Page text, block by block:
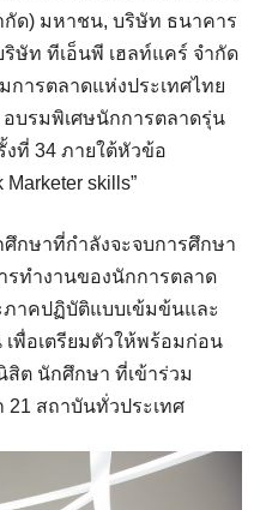
ด) มหาชน, บริษัท ธนาคาร
ษัท ทีเอ็นพี เฮลท์แคร์ จำกัด
ารตลาดแห่งประเทศไทย
อบรมพิเศษนักการตลาดรุ่น
งที่ 34 ภายใต้หัวข้อ
Marketer skills”
กษาที่กำลังจะจบการศึกษา
รทำงานของนักการตลาด
าคปฏิบัติแบบเข้มข้นและ
เพื่อเตรียมตัวให้พร้อมก่อน
สิต นักศึกษา ที่เข้าร่วม
21 สถาบันทั่วประเทศ